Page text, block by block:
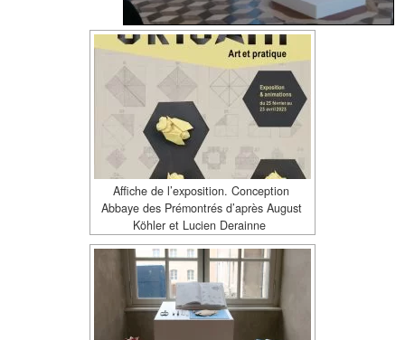
Affiche de l’exposition. Conception
Abbaye des Prémontrés d’après August
Köhler et Lucien Derainne